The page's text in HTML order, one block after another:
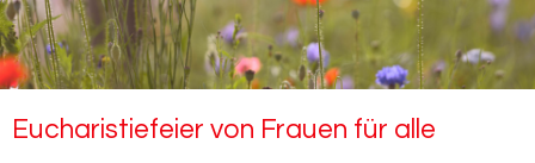
Eu­cha­ris­tie­fei­er von Frau­en für alle